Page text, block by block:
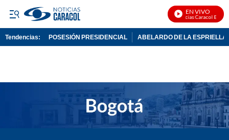
EN VIVO
Noticias Caracol En Vivo
Tendencias: POSESIÓN PRESIDENCIAL ABELARDO DE LA ESPRIELLA